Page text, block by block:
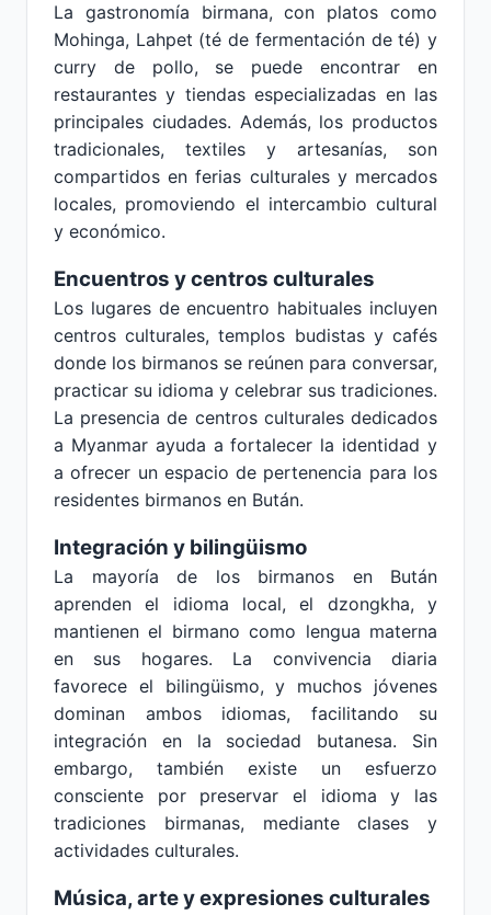
La gastronomía birmana, con platos como
Mohinga, Lahpet (té de fermentación de té) y
curry de pollo, se puede encontrar en
restaurantes y tiendas especializadas en las
principales ciudades. Además, los productos
tradicionales, textiles y artesanías, son
compartidos en ferias culturales y mercados
locales, promoviendo el intercambio cultural
y económico.
Encuentros y centros culturales
Los lugares de encuentro habituales incluyen
centros culturales, templos budistas y cafés
donde los birmanos se reúnen para conversar,
practicar su idioma y celebrar sus tradiciones.
La presencia de centros culturales dedicados
a Myanmar ayuda a fortalecer la identidad y
a ofrecer un espacio de pertenencia para los
residentes birmanos en Bután.
Integración y bilingüismo
La mayoría de los birmanos en Bután
aprenden el idioma local, el dzongkha, y
mantienen el birmano como lengua materna
en sus hogares. La convivencia diaria
favorece el bilingüismo, y muchos jóvenes
dominan ambos idiomas, facilitando su
integración en la sociedad butanesa. Sin
embargo, también existe un esfuerzo
consciente por preservar el idioma y las
tradiciones birmanas, mediante clases y
actividades culturales.
Música, arte y expresiones culturales